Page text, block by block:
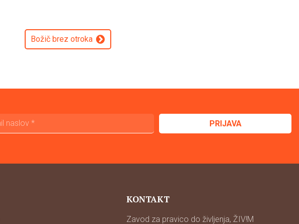
Božič brez otroka
KONTAKT
Zavod za pravico do življenja, ŽIV!M